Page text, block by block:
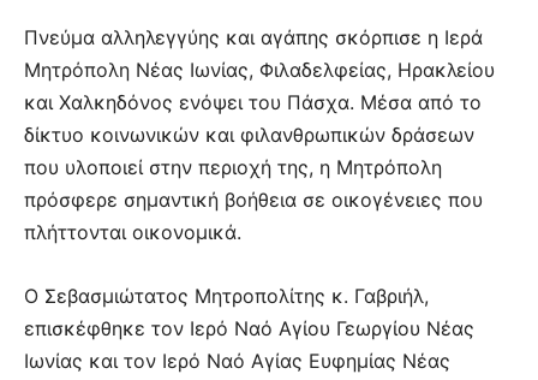
Πνεύμα αλληλεγγύης και αγάπης σκόρπισε η Ιερά
Μητρόπολη Νέας Ιωνίας, Φιλαδελφείας, Ηρακλείου
και Χαλκηδόνος ενόψει του Πάσχα. Μέσα από το
δίκτυο κοινωνικών και φιλανθρωπικών δράσεων
που υλοποιεί στην περιοχή της, η Μητρόπολη
πρόσφερε σημαντική βοήθεια σε οικογένειες που
πλήττονται οικονομικά.
Ο Σεβασμιώτατος Μητροπολίτης κ. Γαβριήλ,
επισκέφθηκε τον Ιερό Ναό Αγίου Γεωργίου Νέας
Ιωνίας και τον Ιερό Ναό Αγίας Ευφημίας Νέας